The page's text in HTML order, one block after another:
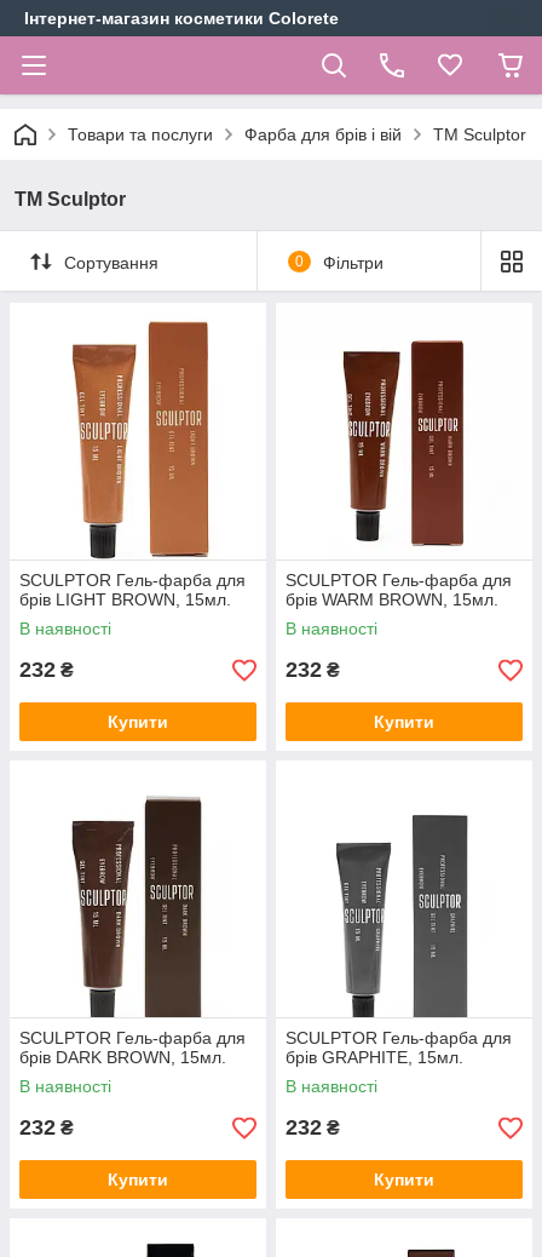
Інтернет-магазин косметики Colorete
Товари та послуги Фарба для брів і вій ТМ Sculptor
ТМ Sculptor
Сортування 0 Фільтри
SCULPTOR Гель-фарба для
брів LIGHT BROWN, 15мл.
В наявності
232 ₴
Купити
SCULPTOR Гель-фарба для
брів WARM BROWN, 15мл.
В наявності
232 ₴
Купити
SCULPTOR Гель-фарба для
брів DARK BROWN, 15мл.
В наявності
232 ₴
Купити
SCULPTOR Гель-фарба для
брів GRAPHITE, 15мл.
В наявності
232 ₴
Купити